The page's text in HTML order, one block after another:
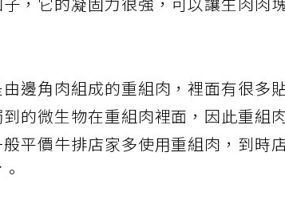
，它的凝固力很強，可以讓生肉肉
邊角肉組成的重組肉，裡面有很多
的微生物在重組肉裡面，因此重組
平價牛排店家多使用重組肉，到時